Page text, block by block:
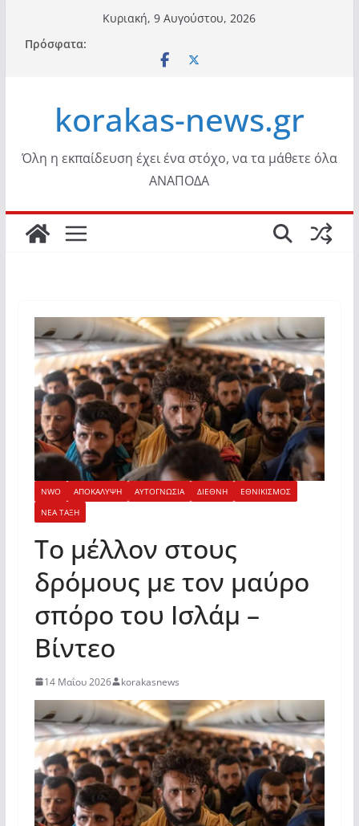
περιεχόμενο
Κυριακή, 9 Αυγούστου, 2026
Πρόσφατα:
korakas-news.gr
Όλη η εκπαίδευση έχει ένα στόχο, να τα μάθετε όλα
ΑΝΑΠΟΔΑ
NWO ΑΠΟΚΑΛΥΨΗ ΑΥΤΟΓΝΩΣΙΑ ΔΙΕΘΝΗ
ΕΘΝΙΚΙΣΜΟΣ
ΝΕΑ ΤΑΞΗ
Το μέλλον στους
δρόμους με τον μαύρο
σπόρο του Ισλάμ –
Βίντεο
14 Μαΐου 2026 korakasnews